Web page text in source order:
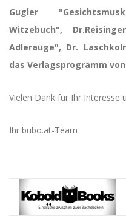
Gugler
Witzebuch",
Adlerauge", Dr.
das Verlagsprogramm von
Vielen Dank für Ihr Interesse
Ihr bubo.at-Team